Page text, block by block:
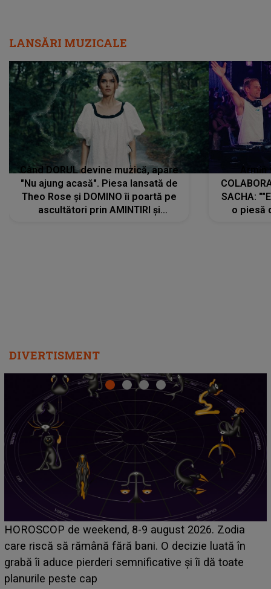
LANSĂRI MUZICALE
Când DORUL devine muzică, apare
"Nu ajung acasă". Piesa lansată de
Theo Rose și DOMINO îi poartă pe
ascultători prin AMINTIRI și
SACHA:
o piesă
DIVERTISMENT
Emanuel a ținut ACEST DETALIU ASCUNS până
acum! În fața Alexandrei, concurentul din Casa Iubirii
face o MĂRTURISIRE NEAȘTEPTATĂ despre mama
sa: "I-am spus și ei în față, eu nu te iubesc pentru